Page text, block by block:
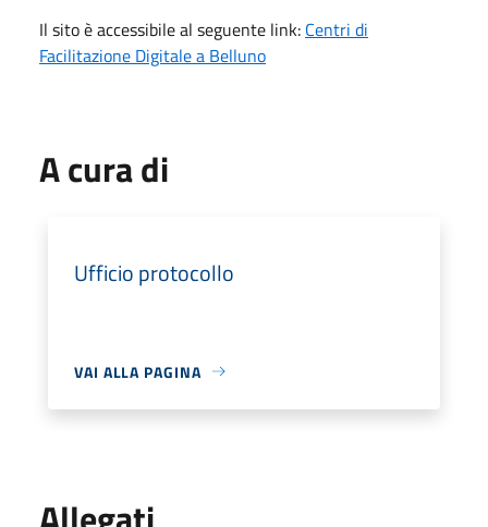
Il sito è accessibile al seguente link: Centri di
Facilitazione Digitale a Belluno
A cura di
Ufficio protocollo
VAI ALLA PAGINA